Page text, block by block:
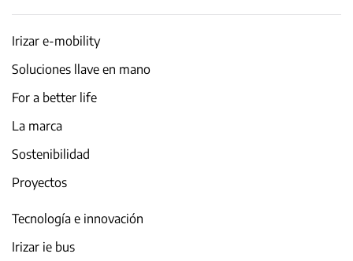
Irizar e-mobility
Soluciones llave en mano
For a better life
La marca
Sostenibilidad
Proyectos
Tecnología e innovación
Irizar ie bus